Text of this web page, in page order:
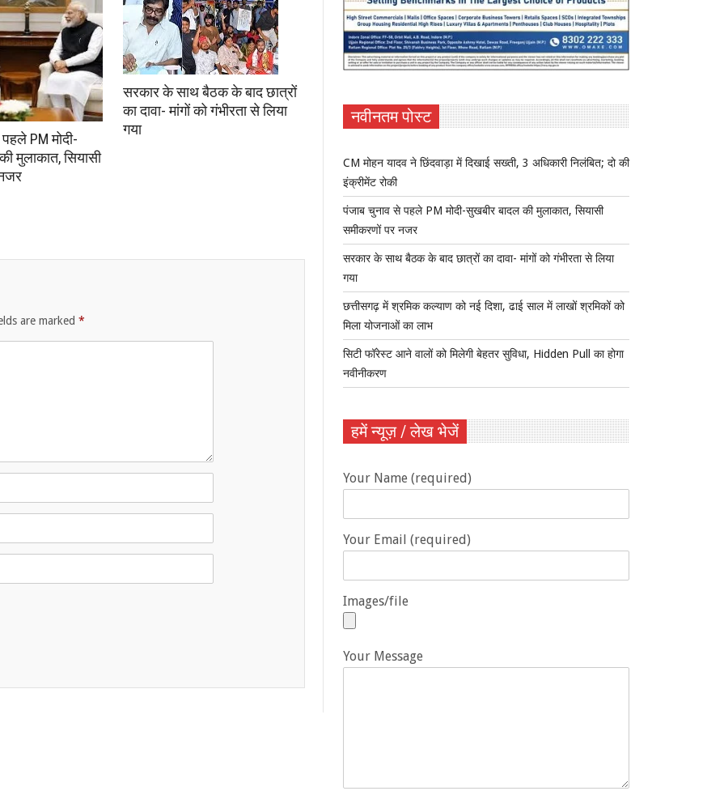
PM मोदी-
मुलाकात, सियासी
सरकार के साथ बैठक के बाद छात्रों
का दावा- मांगों को गंभीरता से लिया
गया
are marked *
नवीनतम पोस्ट
CM मोहन यादव ने छिंदवाड़ा में दिखाई सख्ती, 3 अधिकारी निलंबित; दो की
इंक्रीमेंट रोकी
पंजाब चुनाव से पहले PM मोदी-सुखबीर बादल की मुलाकात, सियासी
समीकरणों पर नजर
सरकार के साथ बैठक के बाद छात्रों का दावा- मांगों को गंभीरता से लिया
गया
छत्तीसगढ़ में श्रमिक कल्याण को नई दिशा, ढाई साल में लाखों श्रमिकों को
मिला योजनाओं का लाभ
सिटी फॉरेस्ट आने वालों को मिलेगी बेहतर सुविधा, Hidden Pull का होगा
नवीनीकरण
हमें न्यूज़ / लेख भेजें
Your Name (required)
Your Email (required)
Images/file
Your Message